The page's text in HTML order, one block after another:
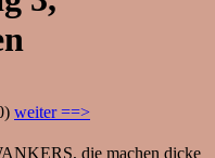
weiter ==>
die machen dicke